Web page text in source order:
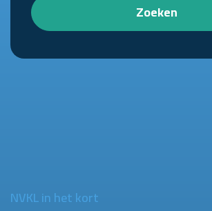
Zoeken
NVKL in het kort